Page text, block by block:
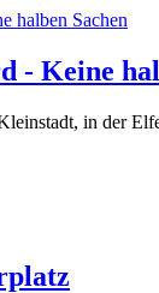
- Keine
in der